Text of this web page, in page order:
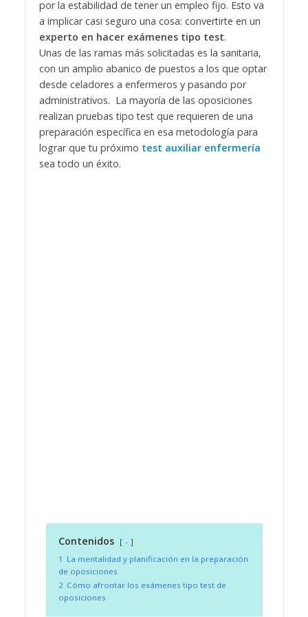
por la estabilidad de tener un empleo fijo. Esto va
a implicar casi seguro una cosa: convertirte en un
experto en hacer exámenes tipo test.
Unas de las ramas más solicitadas es la sanitaria,
con un amplio abanico de puestos a los que optar
desde celadores a enfermeros y pasando por
administrativos. La mayoría de las oposiciones
realizan pruebas tipo test que requieren de una
preparación específica en esa metodología para
lograr que tu próximo test auxiliar enfermería
sea todo un éxito.
Contenidos
-
1 La mentalidad y planificación en la preparación
de oposiciones
2 Cómo afrontar los exámenes tipo test de
oposiciones